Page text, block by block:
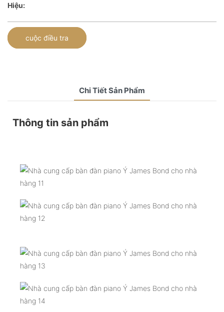
Hiệu:
cuộc điều tra
Chi Tiết Sản Phẩm
Thông tin sản phẩm